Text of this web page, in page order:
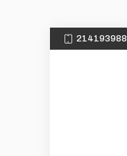
214193988